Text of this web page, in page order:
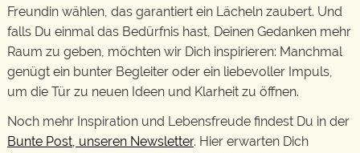
Freundin wählen, das garantiert ein Lächeln zaubert. Und
falls Du einmal das Bedürfnis hast, Deinen Gedanken mehr
Raum zu geben, möchten wir Dich inspirieren: Manchmal
genügt ein bunter Begleiter oder ein liebevoller Impuls,
um die Tür zu neuen Ideen und Klarheit zu öffnen.
Noch mehr Inspiration und Lebensfreude findest Du in der
Bunte Post, unseren Newsletter. Hier erwarten Dich